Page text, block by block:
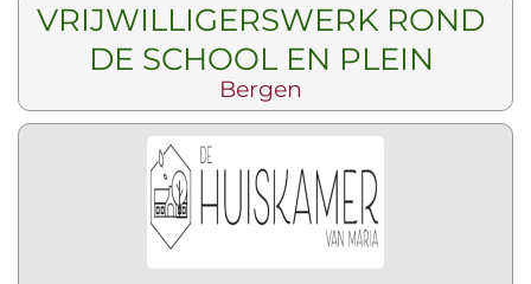
VRIJWILLIGERSWERK ROND
DE SCHOOL EN PLEIN
Bergen